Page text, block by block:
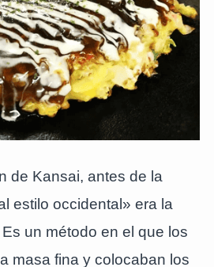
de Kansai, antes de la
estilo occidental» era la
un método en el que los
masa fina y colocaban los